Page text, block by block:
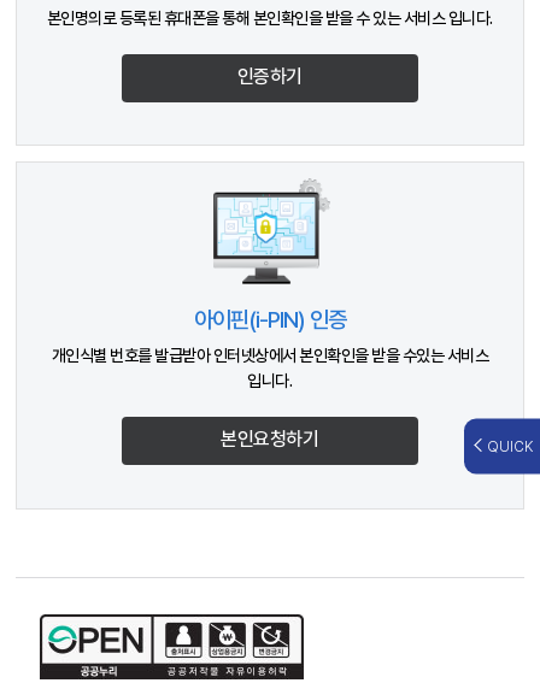
본인명의로 등록된 휴대폰을 통해 본인확인을 받을 수 있는 서비스 입니다.
인증하기
아이핀(i-PIN) 인증
개인식별 번호를 발급받아 인터넷상에서 본인확인을 받을 수있는 서비스
입니다.
본인요청하기 QUICK